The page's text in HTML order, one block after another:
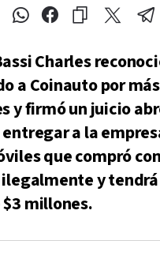
Charles
a Coinauto por
y firmó un juicio
entregar a la
que compró
y
millones.